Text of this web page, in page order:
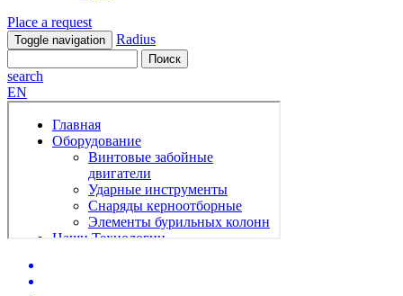
Place a request
Toggle navigation Radius
search
EN